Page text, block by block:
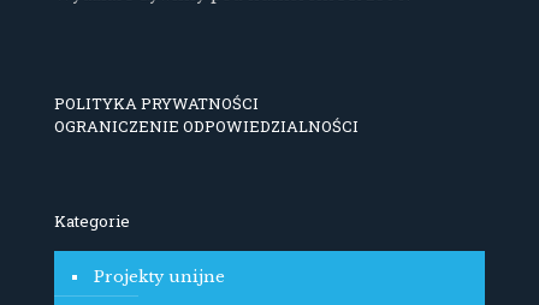
POLITYKA PRYWATNOŚCI
OGRANICZENIE ODPOWIEDZIALNOŚCI
Kategorie
Projekty unijne